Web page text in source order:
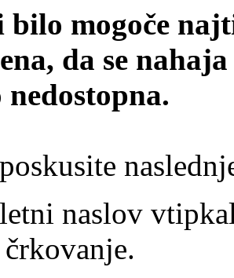
bilo mogoče
da se
naslov